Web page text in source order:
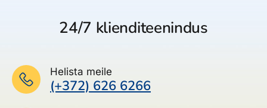
24/7 klienditeenindus
Helista meile
(+372) 626 6266